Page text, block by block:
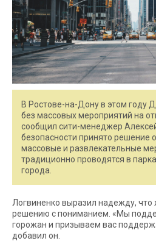
В Ростове-на-Дону в этом году
без массовых мероприятий на
сообщил сити-менеджер
безопасности принято решение
массовые и развлекательные
традиционно проводятся в
города.
Логвиненко выразил надежду, что
решению с пониманием. «Мы
горожан и призываем вас
добавил он.